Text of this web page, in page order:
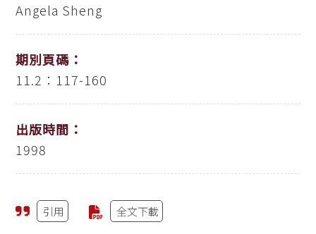
Angela Sheng
期別頁碼：
11.2：117-160
出版時間：
1998
引用 全文下載